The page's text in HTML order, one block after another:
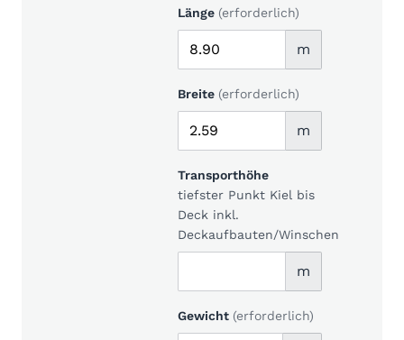
Länge (erforderlich)
m
Breite (erforderlich)
m
Transporthöhe
tiefster Punkt Kiel bis
Deck inkl.
Deckaufbauten/Winschen
m
Gewicht (erforderlich)